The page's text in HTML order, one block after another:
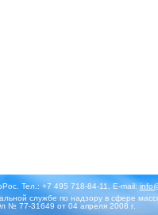
Тел.: +7 495 718-84-11, E-mail:
службе по надзору в сфере
№ 77-31649 от 04 апреля 2008 г.